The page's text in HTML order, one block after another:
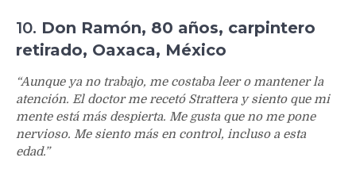
10. Don Ramón, 80 años, carpintero
retirado, Oaxaca, México
“Aunque ya no trabajo, me costaba leer o mantener la
atención. El doctor me recetó Strattera y siento que mi
mente está más despierta. Me gusta que no me pone
nervioso. Me siento más en control, incluso a esta
edad.”